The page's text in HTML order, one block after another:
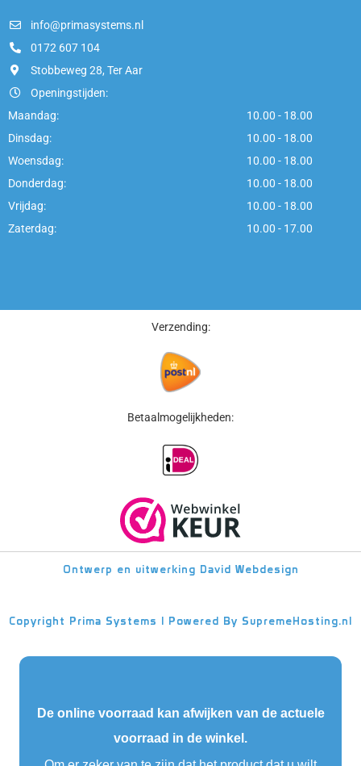
info@primasystems.nl
0172 607 104
Stobbeweg 28, Ter Aar
Openingstijden:
Maandag:
10.00 - 18.00
Dinsdag:
10.00 - 18.00
Woensdag:
10.00 - 18.00
Donderdag:
10.00 - 18.00
Vrijdag:
10.00 - 18.00
Zaterdag:
10.00 - 17.00
Verzending:
Betaalmogelijkheden:
Ontwerp en uitwerking David Webdesign
Copyright Prima Systems | Powered By SupremeHosting.nl
De online voorraad kan afwijken van de actuele
voorraad in de winkel.